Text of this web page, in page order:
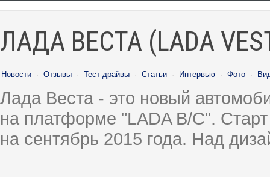
ЛАДА ВЕСТА (LADA
Новости · Отзывы · Тест-драйвы · Статьи · Интервью · Фото ·
Лада Веста - это новый
на платформе "LADA B/C".
на сентябрь 2015 года. Над